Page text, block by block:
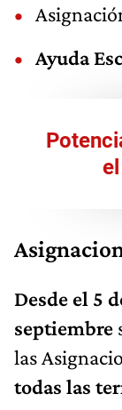
Ayuda
Desde el 5
septiembre
las
todas las